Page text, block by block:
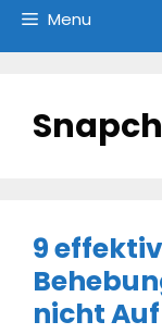
Menu
9
nicht